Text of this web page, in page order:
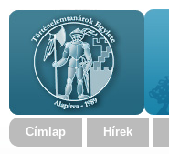
Címlap Hírek